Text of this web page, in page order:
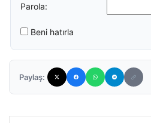
Parola:
Beni hatırla
Paylaş: